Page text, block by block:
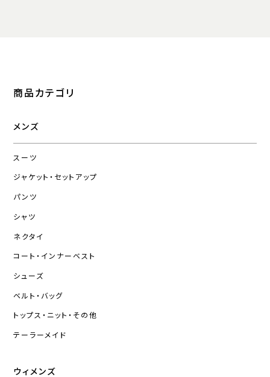
商品カテゴリ
メンズ
スーツ
ジャケット・セットアップ
パンツ
シャツ
ネクタイ
コート・インナーベスト
シューズ
ベルト・バッグ
トップス・ニット・その他
テーラーメイド
ウィメンズ